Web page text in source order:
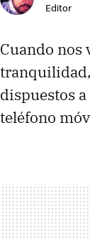
Editor
Cuando nos
tranquilidad,
dispuestos
teléfono